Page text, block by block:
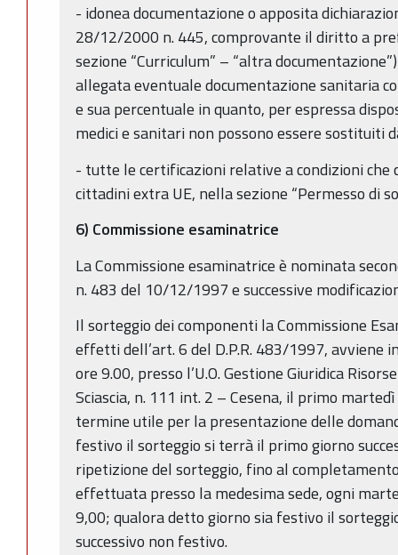
- idonea documentazione o apposita
28/12/2000 n. 445, comprovante il diritto a
sezione “Curriculum” – “altra
allegata eventuale documentazione sanitaria
e sua percentuale in quanto, per espressa
medici e sanitari non possono essere sostituiti
- tutte le certificazioni relative a condizioni che
cittadini extra UE, nella sezione “Permesso di
6) Commissione esaminatrice
La Commissione esaminatrice è nominata
n. 483 del 10/12/1997 e successive
Il sorteggio dei componenti la Commissione
effetti dell’art. 6 del D.P.R. 483/1997, avviene
ore 9.00, presso l’U.O. Gestione Giuridica
Sciascia, n. 111 int. 2 – Cesena, il primo
termine utile per la presentazione delle
festivo il sorteggio si terrà il primo giorno
ripetizione del sorteggio, fino al
effettuata presso la medesima sede, ogni
9,00; qualora detto giorno sia festivo il
successivo non festivo.